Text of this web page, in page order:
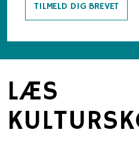
TILMELD DIG BREVET
LÆS